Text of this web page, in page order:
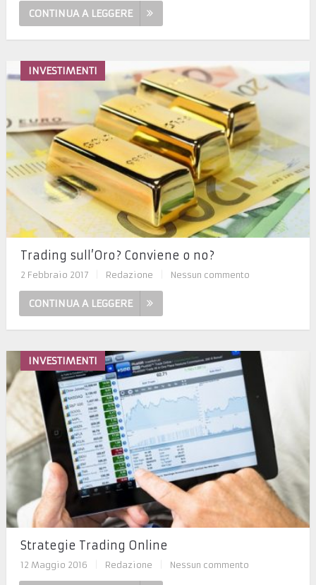
CONTINUA A LEGGERE
INVESTIMENTI
Trading sull’Oro? Conviene o no?
2 Febbraio 2017 Redazione Nessun commento
CONTINUA A LEGGERE
INVESTIMENTI
Strategie Trading Online
12 Maggio 2016 Redazione Nessun commento